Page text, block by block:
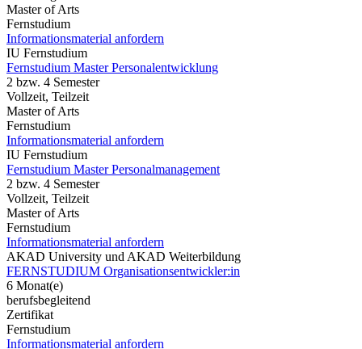
Master of Arts
Fernstudium
Informationsmaterial anfordern
IU Fernstudium
Fernstudium Master Personalentwicklung
2 bzw. 4 Semester
Vollzeit, Teilzeit
Master of Arts
Fernstudium
Informationsmaterial anfordern
IU Fernstudium
Fernstudium Master Personalmanagement
2 bzw. 4 Semester
Vollzeit, Teilzeit
Master of Arts
Fernstudium
Informationsmaterial anfordern
AKAD University und AKAD Weiterbildung
FERNSTUDIUM Organisationsentwickler:in
6 Monat(e)
berufsbegleitend
Zertifikat
Fernstudium
Informationsmaterial anfordern